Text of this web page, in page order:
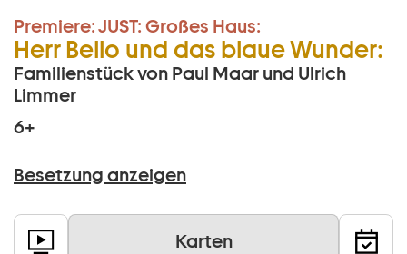
Premiere:JUST: Großes Haus:
Herr Bello und das blaue Wunder:
Familienstück von Paul Maar und Ulrich
Limmer
6+
Besetzung anzeigen
Karten